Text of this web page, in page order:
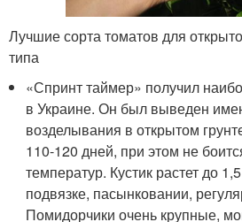
Лучшие сорта томатов для
типа
«Спринт таймер» получил
в Украине. Он был выведен
возделывания в открытом
110-120 дней, при этом не
температур. Кустик растет до
подвязке, пасынковании,
Помидорчики очень крупные,